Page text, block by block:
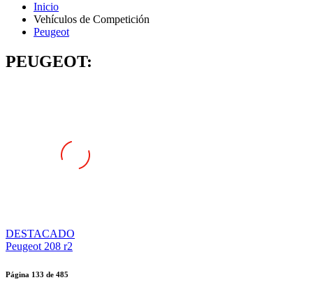
Inicio
Vehículos de Competición
Peugeot
PEUGEOT:
DESTACADO
Peugeot 208 r2
Página 133 de 485